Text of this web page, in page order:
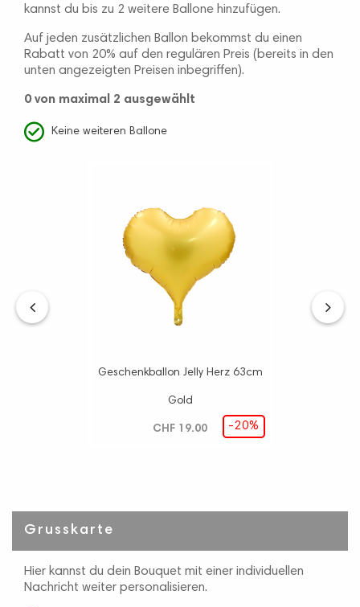
kannst du bis zu 2 weitere Ballone hinzufügen.
Auf jeden zusätzlichen Ballon bekommst du einen
Rabatt von 20% auf den regulären Preis (bereits in den
unten angezeigten Preisen inbegriffen).
0von maximal 2 ausgewählt
Keine weiteren Ballone
Geschenkballon Jelly Herz 63cm
Gold
CHF 19.00 -20%
Grusskarte
Hier kannst du dein Bouquet mit einer individuellen
Nachricht weiter personalisieren.